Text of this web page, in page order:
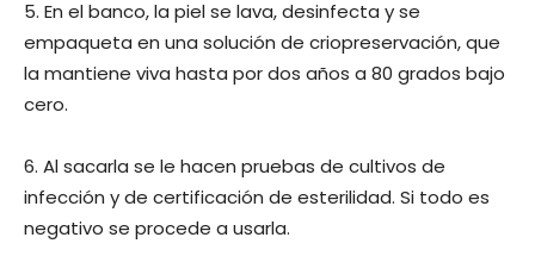
5. En el banco, la piel se lava, desinfecta y se
empaqueta en una solución de criopreservación, que
la mantiene viva hasta por dos años a 80 grados bajo
cero.
6. Al sacarla se le hacen pruebas de cultivos de
infección y de certificación de esterilidad. Si todo es
negativo se procede a usarla.